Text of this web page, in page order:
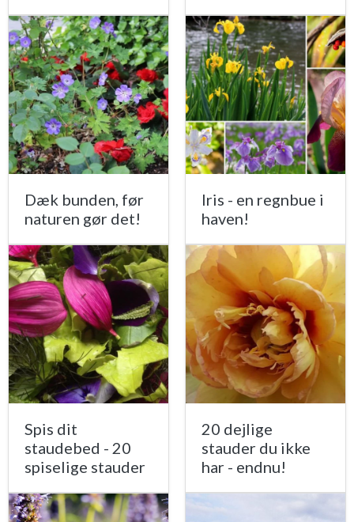
Dæk bunden, før
naturen gør det!
Iris - en regnbue i
haven!
Spis dit
staudebed - 20
spiselige stauder
20 dejlige
stauder du ikke
har - endnu!